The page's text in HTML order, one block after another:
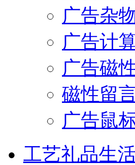
广告杂
广告计
广告磁
磁性留
广告鼠
工艺礼品生